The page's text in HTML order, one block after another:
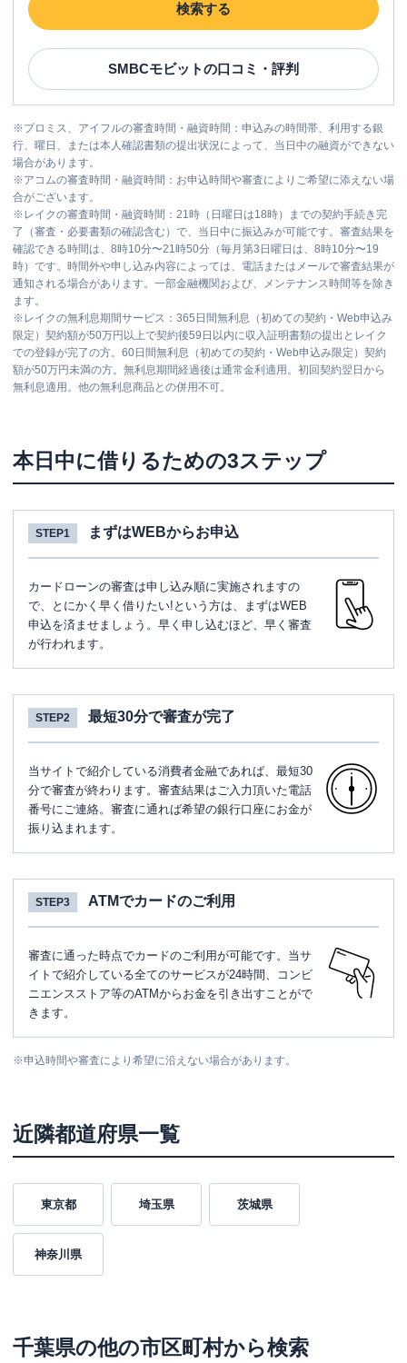
検索する
SMBCモビットの口コミ・評判
※プロミス、アイフルの審査時間・融資時間：申込みの時間帯、利用する銀
行、曜日、または本人確認書類の提出状況によって、当日中の融資ができない
場合があります。
※アコムの審査時間・融資時間：お申込時間や審査によりご希望に添えない場
合がございます。
※ レイクの審査時間・融資時間：21時（日曜日は18時）までの契約手続き完
了（審査・必要書類の確認含む）で、当日中に振込みが可能です。審査結果を
確認できる時間は、8時10分〜21時50分（毎月第3日曜日は、8時10分〜19
時）です。時間外や申し込み内容によっては、電話またはメールで審査結果が
通知される場合があります。一部金融機関および、メンテナンス時間等を除き
ます。
※ レイクの無利息期間サービス：365日間無利息（初めての契約・Web申込み
限定）契約額が50万円以上で契約後59日以内に収入証明書類の提出とレイク
での登録が完了の方。60日間無利息（初めての契約・Web申込み限定）契約
額が50万円未満の方。無利息期間経過後は通常金利適用。初回契約翌日から
無利息適用。他の無利息商品との併用不可。
本日中に借りるための3ステップ
STEP1 まずはWEBからお申込
カードローンの審査は申し込み順に実施されますの
で、とにかく早く借りたい!という方は、まずはWEB
申込を済ませましょう。早く申し込むほど、早く審査
が行われます。
STEP2 最短30分で審査が完了
当サイトで紹介している消費者金融であれば、最短30
分で審査が終わります。審査結果はご入力頂いた電話
番号にご連絡。審査に通れば希望の銀行口座にお金が
振り込まれます。
STEP3 ATMでカードのご利用
審査に通った時点でカードのご利用が可能です。当サ
イトで紹介している全てのサービスが24時間、コンビ
ニエンスストア等のATMからお金を引き出すことがで
きます。
※申込時間や審査により希望に沿えない場合があります。
近隣都道府県一覧
東京都 埼玉県 茨城県
神奈川県
千葉県の他の市区町村から検索